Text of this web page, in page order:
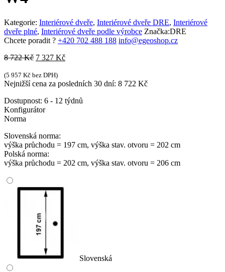
Kategorie: Interiérové dveře, Interiérové dveře DRE, Interiérové
dveře plné, Interiérové dveře podle výrobce Značka:DRE
Chcete poradit ? +420 702 488 188 info@egeoshop.cz
8 722Kč Původní
byla:
8
7 327 KčAktuální
7
(5 957 Kč bez DPH)
Nejnižší cena za posledních 30 dní: 8 722 Kč
Dostupnost: 6 - 12 týdnů
Konfigurátor
Norma
Slovenská norma:
výška průchodu = 197 cm, výška stav. otvoru = 202 cm
Polská norma:
výška průchodu = 202 cm, výška stav. otvoru = 206 cm
Slovenská